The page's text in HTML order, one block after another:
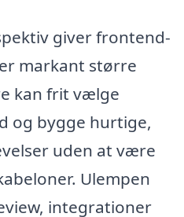
giver frontend-
markant større
kan frit vælge
og bygge hurtige,
uden at være
Ulempen
integrationer